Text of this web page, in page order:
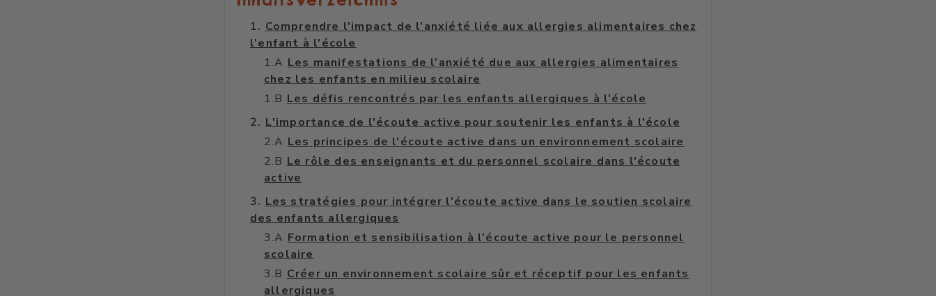
Comprendre l'impact de l'anxiété liée aux allergies alimentaires chez
l'enfant à l'école
Les manifestations de l'anxiété due aux allergies alimentaires
chez les enfants en milieu scolaire
Les défis rencontrés par les enfants allergiques à l'école
L'importance de l'écoute active pour soutenir les enfants à l'école
Les principes de l'écoute active dans un environnement scolaire
Le rôle des enseignants et du personnel scolaire dans l'écoute
active
Les stratégies pour intégrer l'écoute active dans le soutien scolaire
des enfants allergiques
Formation et sensibilisation à l'écoute active pour le personnel
scolaire
Créer un environnement scolaire sûr et réceptif pour les enfants
allergiques